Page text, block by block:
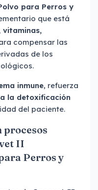
para Perros y
que está
vitaminas,
compensar las
de los
inmune, refuerza
la detoxificación
del paciente.
procesos
II
Perros y